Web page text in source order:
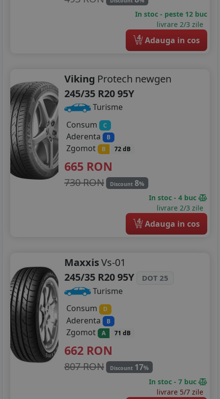
In stoc - peste 12 buc
livrare 2/3 zile
4 Adauga in cos
Viking Protech newgen
245/35 R20 95Y
Turisme
Consum
C
Aderenta B
Zgomot B 72 dB
665 RON
730 RON Discount 8%
In stoc - 4 buc
livrare 2/3 zile
4 Adauga in cos
MaxxisVs-01
245/35 R20 95Y
DOT 25
Turisme
Consum
D
Aderenta B
Zgomot A 71 dB
662 RON
807 RON Discount 17%
In stoc - 7 buc
livrare 5/7 zile